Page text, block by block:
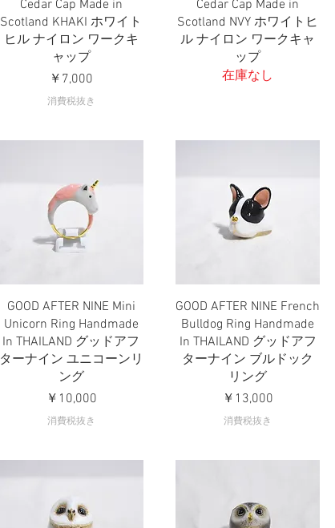
Cedar Cap Made in
Scotland KHAKI ホワイト
ヒル ナイロン ワークキ
ャップ
価格
￥7,000
消費税抜き
Cedar Cap Made in
Scotland NVY ホワイトヒ
ル ナイロン ワークキャ
ップ
在庫なし
クイックビュー
GOOD AFTER NINE Mini
Unicorn Ring Handmade
In THAILAND グッドアフ
ターナイン ユニコーンリ
ング
価格
￥10,000
消費税抜き
クイックビュー
GOOD AFTER NINE French
Bulldog Ring Handmade
In THAILAND グッドアフ
ターナイン ブルドック
リング
価格
￥13,000
消費税抜き